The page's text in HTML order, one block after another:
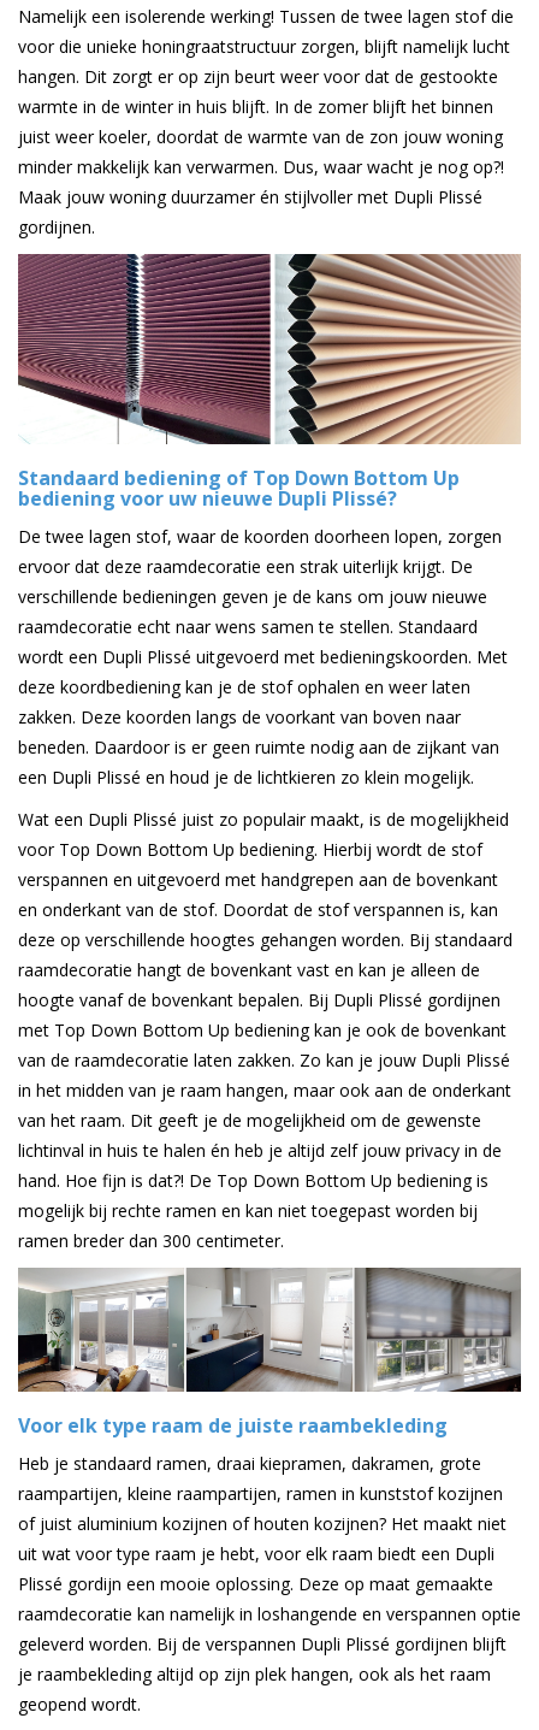
Namelijk een isolerende werking! Tussen de twee lagen stof die
voor die unieke honingraatstructuur zorgen, blijft namelijk lucht
hangen. Dit zorgt er op zijn beurt weer voor dat de gestookte
warmte in de winter in huis blijft. In de zomer blijft het binnen
juist weer koeler, doordat de warmte van de zon jouw woning
minder makkelijk kan verwarmen. Dus, waar wacht je nog op?!
Maak jouw woning duurzamer én stijlvoller met Dupli Plissé
gordijnen.
Standaard bediening of Top Down Bottom Up
bediening voor uw nieuwe Dupli Plissé?
De twee lagen stof, waar de koorden doorheen lopen, zorgen
ervoor dat deze raamdecoratie een strak uiterlijk krijgt. De
verschillende bedieningen geven je de kans om jouw nieuwe
raamdecoratie echt naar wens samen te stellen. Standaard
wordt een Dupli Plissé uitgevoerd met bedieningskoorden. Met
deze koordbediening kan je de stof ophalen en weer laten
zakken. Deze koorden langs de voorkant van boven naar
beneden. Daardoor is er geen ruimte nodig aan de zijkant van
een Dupli Plissé en houd je de lichtkieren zo klein mogelijk.
Wat een Dupli Plissé juist zo populair maakt, is de mogelijkheid
voor Top Down Bottom Up bediening. Hierbij wordt de stof
verspannen en uitgevoerd met handgrepen aan de bovenkant
en onderkant van de stof. Doordat de stof verspannen is, kan
deze op verschillende hoogtes gehangen worden. Bij standaard
raamdecoratie hangt de bovenkant vast en kan je alleen de
hoogte vanaf de bovenkant bepalen. Bij Dupli Plissé gordijnen
met Top Down Bottom Up bediening kan je ook de bovenkant
van de raamdecoratie laten zakken. Zo kan je jouw Dupli Plissé
in het midden van je raam hangen, maar ook aan de onderkant
van het raam. Dit geeft je de mogelijkheid om de gewenste
lichtinval in huis te halen én heb je altijd zelf jouw privacy in de
hand. Hoe fijn is dat?! De Top Down Bottom Up bediening is
mogelijk bij rechte ramen en kan niet toegepast worden bij
ramen breder dan 300 centimeter.
Voor elk type raam de juiste raambekleding
Heb je standaard ramen, draai kiepramen, dakramen, grote
raampartijen, kleine raampartijen, ramen in kunststof kozijnen
of juist aluminium kozijnen of houten kozijnen? Het maakt niet
uit wat voor type raam je hebt, voor elk raam biedt een Dupli
Plissé gordijn een mooie oplossing. Deze op maat gemaakte
raamdecoratie kan namelijk in loshangende en verspannen optie
geleverd worden. Bij de verspannen Dupli Plissé gordijnen blijft
je raambekleding altijd op zijn plek hangen, ook als het raam
geopend wordt.